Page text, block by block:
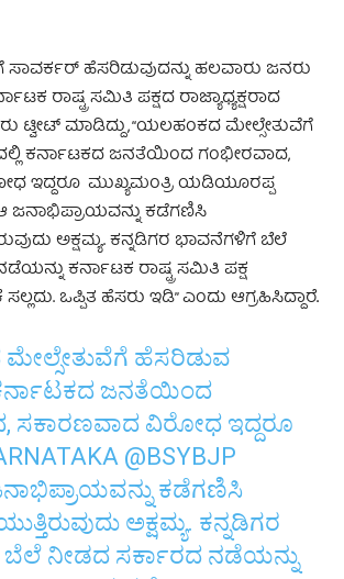
ಹೆಸರಿಡುವುದನ್ನು ಹಲವಾರು ಜನರು
ರಾಷ್ಟ್ರ ಸಮಿತಿ ಪಕ್ಷದ ರಾಜ್ಯಾಧ್ಯಕ್ಷರಾದ
ಟ್ವೀಟ್ ಮಾಡಿದ್ದು, “ಯಲಹಂಕದ ಮೇಲ್ಸೇತುವೆಗೆ
ಕರ್ನಾಟಕದ ಜನತೆಯಿಂದ ಗಂಭೀರವಾದ,
ಇದ್ದರೂ ಮುಖ್ಯಮಂತ್ರಿ ಯಡಿಯೂರಪ್ಪ
ಆ ಜನಾಭಿಪ್ರಾಯವನ್ನು ಕಡೆಗಣಿಸಿ
ಅಕ್ಷಮ್ಯ. ಕನ್ನಡಿಗರ ಭಾವನೆಗಳಿಗೆ ಬೆಲೆ
ಕರ್ನಾಟಕ ರಾಷ್ಟ್ರ ಸಮಿತಿ ಪಕ್ಷ
ಒಪ್ಪಿತ ಹೆಸರು ಇಡಿ” ಎಂದು ಆಗ್ರಹಿಸಿದ್ದಾರೆ.
ಹೆಸರಿಡುವ
ಜನತೆಯಿಂದ
ಸಕಾರಣವಾದ ವಿರೋಧ ಇದ್ದರೂ
@BSYBJP
ಕಡೆಗಣಿಸಿ
ಅಕ್ಷಮ್ಯ. ಕನ್ನಡಿಗರ
ನೀಡದ ಸರ್ಕಾರದ ನಡೆಯನ್ನು